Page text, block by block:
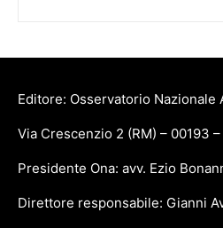
Editore: Osservatorio Nazionale
Via Crescenzio 2 (RM) – 00193
Presidente Ona: avv. Ezio
Direttore responsabile: Gianni